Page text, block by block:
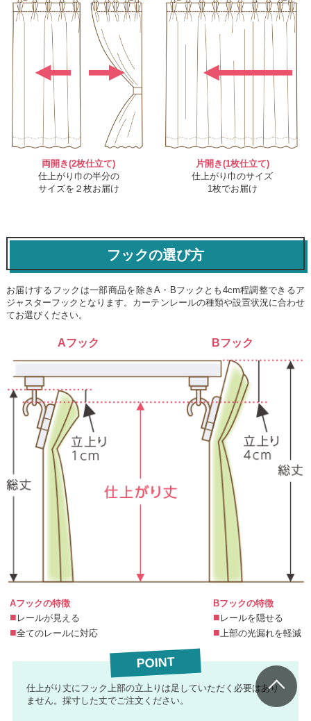
両開き(2枚仕立て)
仕上がり巾の半分の
サイズを２枚お届け
片開き(1枚仕立て)
仕上がり巾のサイズ
1枚でお届け
フックの選び方
お届けするフックは一部商品を除きA・Bフックとも4cm程調整できるア
ジャスターフックとなります。カーテンレールの種類や設置状況に合わせ
てお選びください。
Aフック Bフック
Aフックの特徴
レールが見える
全てのレールに対応
Bフックの特徴
レールを隠せる
上部の光漏れを軽減
POINT
仕上がり丈にフック上部の立上りは足していただく必要はあり
ません。採寸した丈でご注文ください。